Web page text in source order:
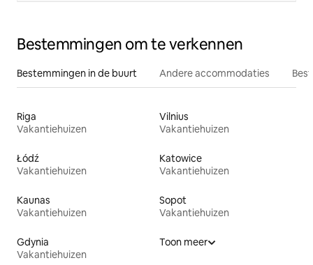
Bestemmingen om te verkennen
Bestemmingen in de buurt Andere accommodaties
Riga
Vakantiehuizen
Vilnius
Vakantiehuizen
Łódź
Vakantiehuizen
Katowice
Vakantiehuizen
Kaunas
Vakantiehuizen
Sopot
Vakantiehuizen
Gdynia
Vakantiehuizen
Toon meer